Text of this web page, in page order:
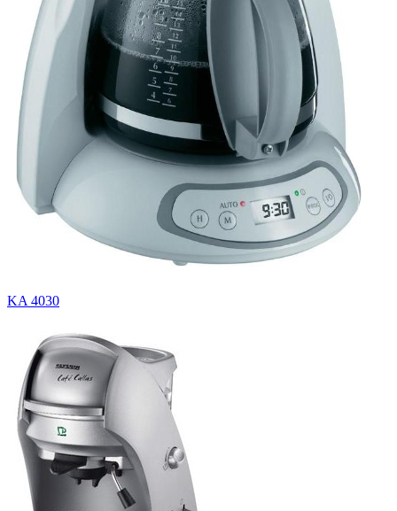
KA 4030